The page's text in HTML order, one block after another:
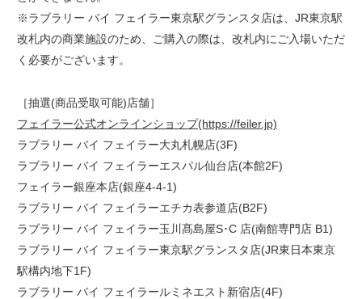
※ラブラリー バイ フェイラー東京駅グランスタ店は、JR東京駅
改札内の商業施設のため、ご購入の際は、改札内にご入場いただ
く必要がございます。
［抽選(商品受取可能)店舗］
フェイラー公式オンラインショップ(https://feiler.jp)
ラブラリー バイ フェイラー大丸札幌店(3F)
ラブラリー バイ フェイラーエスパル仙台店(本館2F)
フェイラー銀座本店(銀座4-4-1)
ラブラリー バイ フェイラーエチカ表参道店(B2F)
ラブラリー バイ フェイラー玉川髙島屋S･C 店(南館専門店 B1)
ラブラリー バイ フェイラー東京駅グランスタ店(JR東日本東京
駅構内地下1F)
ラブラリー バイ フェイラールミネエスト新宿店(4F)